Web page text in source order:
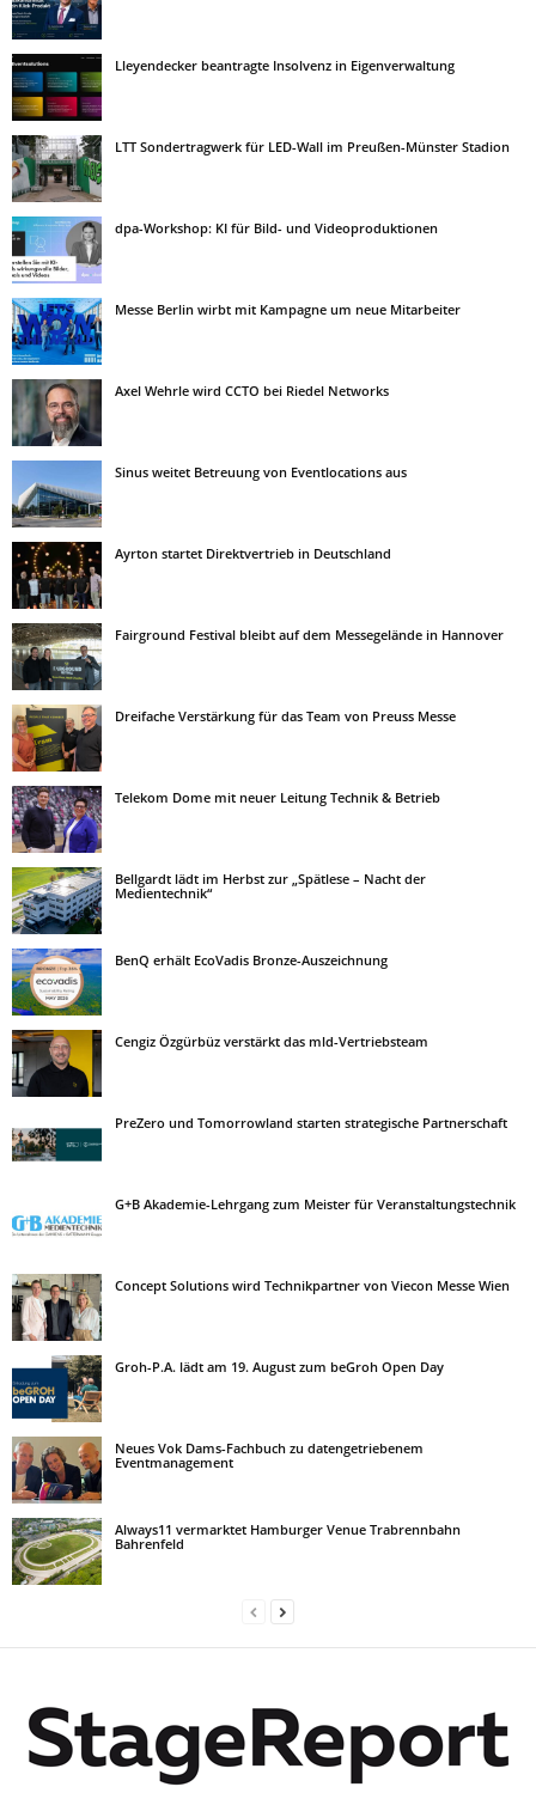
Lleyendecker beantragte Insolvenz in Eigenverwaltung
LTT Sondertragwerk für LED-Wall im Preußen-Münster Stadion
dpa-Workshop: KI für Bild- und Videoproduktionen
Messe Berlin wirbt mit Kampagne um neue Mitarbeiter
Axel Wehrle wird CCTO bei Riedel Networks
Sinus weitet Betreuung von Eventlocations aus
Ayrton startet Direktvertrieb in Deutschland
Fairground Festival bleibt auf dem Messegelände in Hannover
Dreifache Verstärkung für das Team von Preuss Messe
Telekom Dome mit neuer Leitung Technik & Betrieb
Bellgardt lädt im Herbst zur „Spätlese – Nacht der
Medientechnik“
BenQ erhält EcoVadis Bronze-Auszeichnung
Cengiz Özgürbüz verstärkt das mld-Vertriebsteam
PreZero und Tomorrowland starten strategische Partnerschaft
G+B Akademie-Lehrgang zum Meister für Veranstaltungstechnik
Concept Solutions wird Technikpartner von Viecon Messe Wien
Groh-P.A. lädt am 19. August zum beGroh Open Day
Neues Vok Dams-Fachbuch zu datengetriebenem
Eventmanagement
Always11 vermarktet Hamburger Venue Trabrennbahn
Bahrenfeld